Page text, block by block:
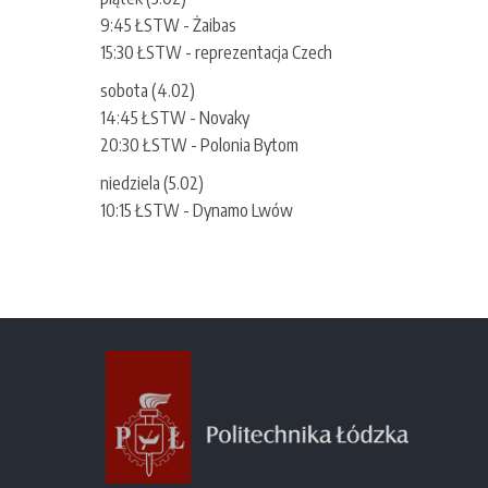
9:45 ŁSTW - Żaibas
15:30 ŁSTW - reprezentacja Czech
sobota (4.02)
14:45 ŁSTW - Novaky
20:30 ŁSTW - Polonia Bytom
niedziela (5.02)
10:15 ŁSTW - Dynamo Lwów